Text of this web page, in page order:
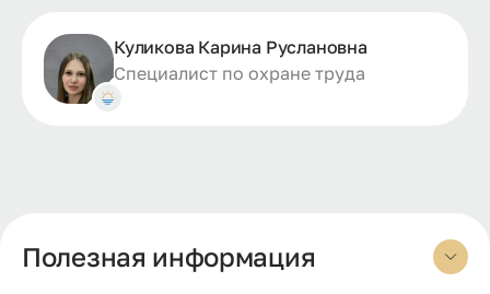
Куликова Карина Руслановна
Специалист по охране труда
Полезная информация